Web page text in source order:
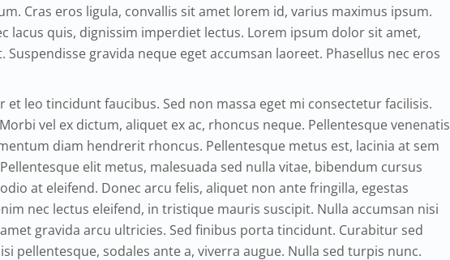
Cras eros ligula, convallis sit amet lorem id, varius maximus ipsum.
lacus quis, dignissim imperdiet lectus. Lorem ipsum dolor sit amet,
gravida neque eget accumsan laoreet. Phasellus nec eros
leo tincidunt faucibus. Sed non massa eget mi consectetur facilisis.
vel ex dictum, aliquet ex ac, rhoncus neque. Pellentesque venenatis
diam hendrerit rhoncus. Pellentesque metus est, lacinia at sem
elit metus, malesuada sed nulla vitae, bibendum cursus
at eleifend. Donec arcu felis, aliquet non ante fringilla, egestas
nec lectus eleifend, in tristique mauris suscipit. Nulla accumsan nisi
gravida arcu ultricies. Sed finibus porta tincidunt. Curabitur sed
pellentesque, sodales ante a, viverra augue. Nulla sed turpis nunc.